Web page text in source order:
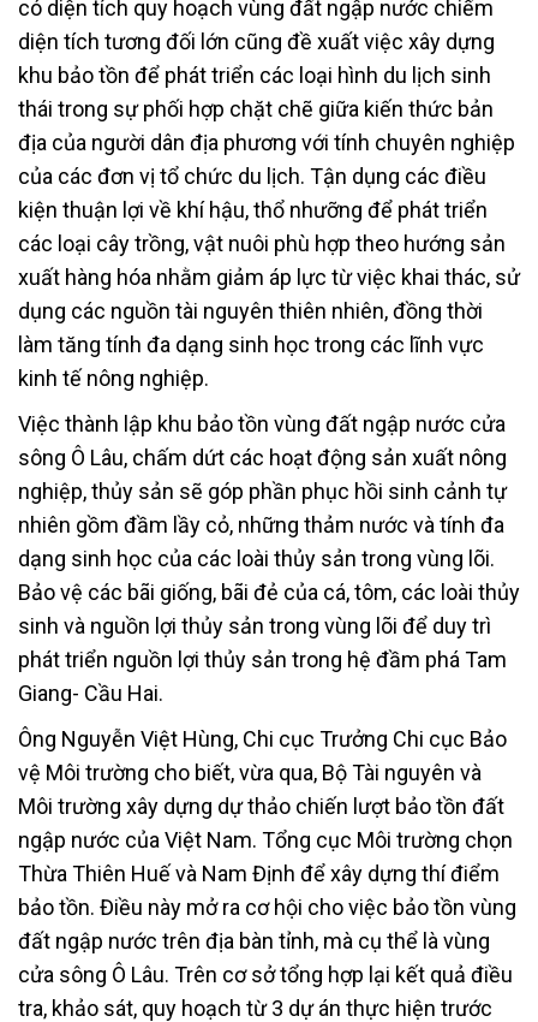
có diện tích quy hoạch vùng đất ngập nước chiếm
diện tích tương đối lớn cũng đề xuất việc xây dựng
khu bảo tồn để phát triển các loại hình du lịch sinh
thái trong sự phối hợp chặt chẽ giữa kiến thức bản
địa của người dân địa phương với tính chuyên nghiệp
của các đơn vị tổ chức du lịch. Tận dụng các điều
kiện thuận lợi về khí hậu, thổ nhưỡng để phát triển
các loại cây trồng, vật nuôi phù hợp theo hướng sản
xuất hàng hóa nhằm giảm áp lực từ việc khai thác, sử
dụng các nguồn tài nguyên thiên nhiên, đồng thời
làm tăng tính đa dạng sinh học trong các lĩnh vực
kinh tế nông nghiệp.
Việc thành lập khu bảo tồn vùng đất ngập nước cửa
sông Ô Lâu, chấm dứt các hoạt động sản xuất nông
nghiệp, thủy sản sẽ góp phần phục hồi sinh cảnh tự
nhiên gồm đầm lầy cỏ, những thảm nước và tính đa
dạng sinh học của các loài thủy sản trong vùng lõi.
Bảo vệ các bãi giống, bãi đẻ của cá, tôm, các loài thủy
sinh và nguồn lợi thủy sản trong vùng lõi để duy trì
phát triển nguồn lợi thủy sản trong hệ đầm phá Tam
Giang- Cầu Hai.
Ông Nguyễn Việt Hùng, Chi cục Trưởng Chi cục Bảo
vệ Môi trường cho biết, vừa qua, Bộ Tài nguyên và
Môi trường xây dựng dự thảo chiến lượt bảo tồn đất
ngập nước của Việt Nam. Tổng cục Môi trường chọn
Thừa Thiên Huế và Nam Định để xây dựng thí điểm
bảo tồn. Điều này mở ra cơ hội cho việc bảo tồn vùng
đất ngập nước trên địa bàn tỉnh, mà cụ thể là vùng
cửa sông Ô Lâu. Trên cơ sở tổng hợp lại kết quả điều
tra, khảo sát, quy hoạch từ 3 dự án thực hiện trước